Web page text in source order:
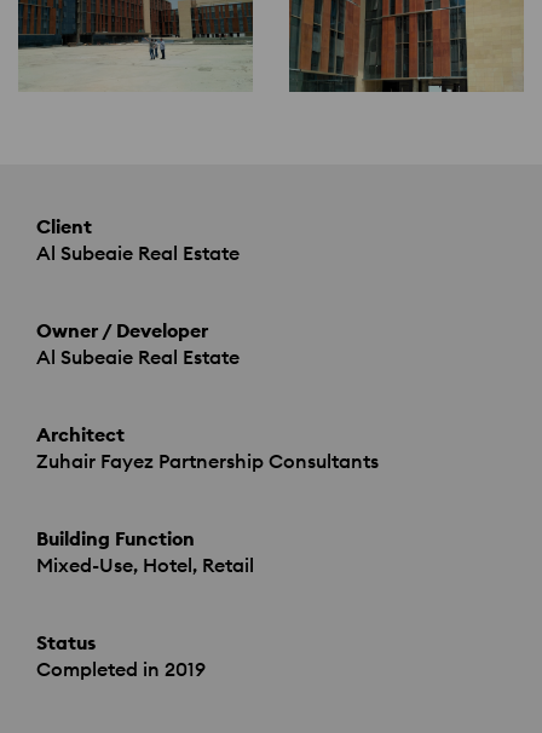
Client
Al Subeaie Real Estate
Owner / Developer
Al Subeaie Real Estate
Architect
Zuhair Fayez Partnership Consultants
Building Function
Mixed-Use, Hotel, Retail
Status
Completed in 2019